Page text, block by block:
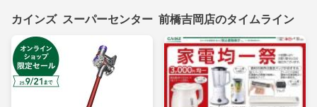
カインズ スーパーセンター 前橋吉岡店のタイムライン